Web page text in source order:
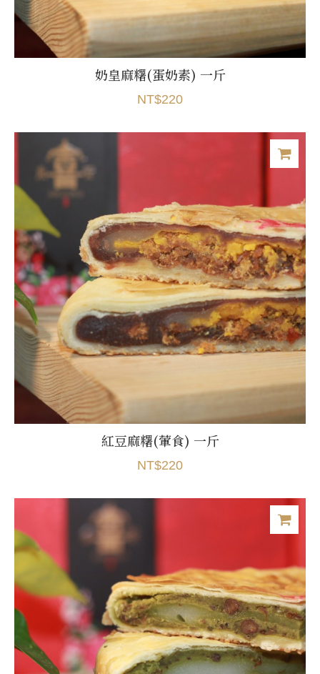
奶皇麻糬(蛋奶素) 一斤
NT$220
紅豆麻糬(葷食) 一斤
NT$220